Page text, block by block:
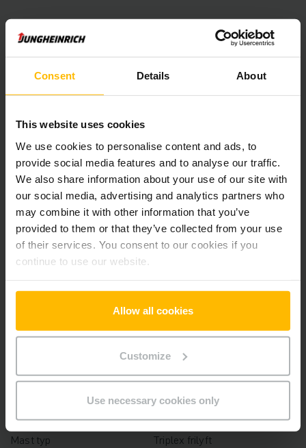
Consent Details About
This website uses cookies
We use cookies to personalise content and ads, to
provide social media features and to analyse our traffic.
We also share information about your use of our site with
our social media, advertising and analytics partners who
may combine it with other information that you’ve
provided to them or that they’ve collected from your use
of their services. You consent to our cookies if you
continue to use our website.
Allow all cookies
Customize
Use necessary cookies only
Produktinformation
Följande avsnitt ger en omfattande sammanfattning av
fordonets tekniska specifikationer och utrustning.
Teknisk Information
Batteri Bly-syra, 48 V / 930 Ah
Laddare Ja, 48 V / 120 A
Batteriets renoveringsår 2025
Tillverkningsår 2021
2000 kg
Drifttimmar
Total höjd 5026 mm
1000 mm
Mast typ Triplex frilyft